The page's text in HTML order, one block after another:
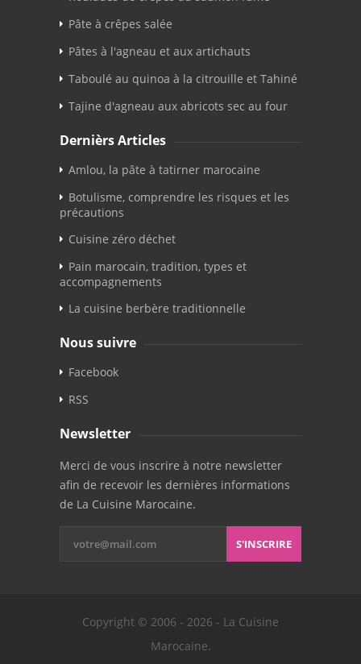
Pâte à crêpes salée
Pâtes à l'agneau et aux artichauts
Taboulé au quinoa à la citrouille et Tahiné
Tajine d'agneau aux abricots sec au four
Dernièrs Articles
Amlou, la pâte à tatirner marocaine
Botulisme, comprendre les risques et les
précautions
Cuisine zéro déchet
Pain marocain, tradition, types et
accompagnements
La cuisine berbère traditionnelle
Nous suivre
Facebook
RSS
Newsletter
Merci de vous inscrire à notre newsletter
afin de recevoir les dernières informations
de La Cuisine Marocaine.
S'INSCRIRE
Copyright © 2006 - 2026 - La Cuisine
Marocaine.